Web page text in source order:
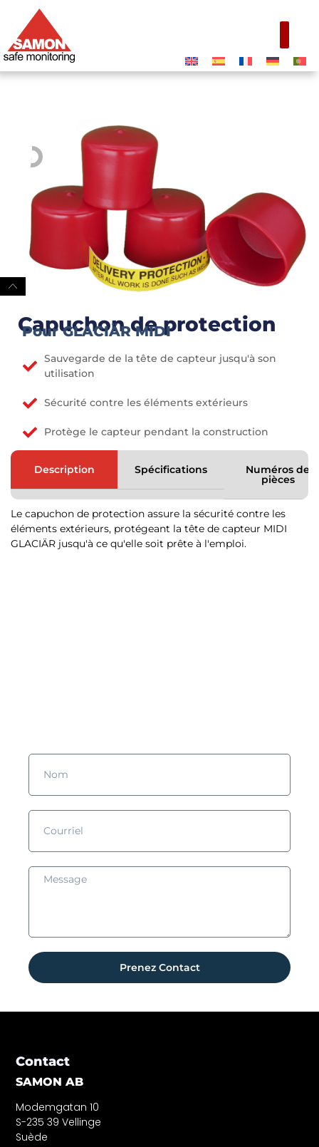
Capuchon de protection
Pour GLACIÄR MIDI
Sauvegarde de la tête de capteur jusqu'à son
utilisation
Sécurité contre les éléments extérieurs
Protège le capteur pendant la construction
Description Spécifications Numéros de
pièces
Le capuchon de protection assure la sécurité contre les
éléments extérieurs, protégeant la tête de capteur MIDI
GLACIÄR jusqu'à ce qu'elle soit prête à l'emploi.
Prenez Contact
Contact
SAMON AB
Modemgatan 10
S-235 39 Vellinge
Suède